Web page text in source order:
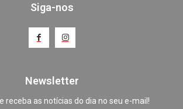
Siga-nos
Newsletter
receba as notícias do dia no seu e-mail!